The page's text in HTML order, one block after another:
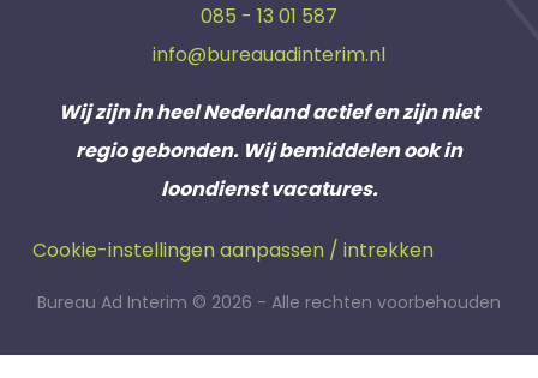
085 - 13 01 587
info@bureauadinterim.nl
Wij zijn in heel Nederland actief en zijn niet
regio gebonden. Wij bemiddelen ook in
loondienst vacatures.
Cookie-instellingen aanpassen / intrekken
Bureau Ad Interim © 2026 - Alle rechten voorbehouden